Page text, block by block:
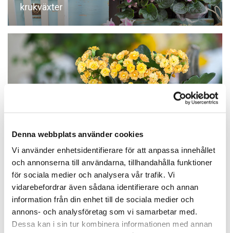
Denna webbplats använder cookies
Vi använder enhetsidentifierare för att anpassa innehållet
och annonserna till användarna, tillhandahålla funktioner
för sociala medier och analysera vår trafik. Vi
vidarebefordrar även sådana identifierare och annan
information från din enhet till de sociala medier och
annons- och analysföretag som vi samarbetar med.
Dessa kan i sin tur kombinera informationen med annan
krukväxter
VÅRELD, HÖSTGLÖD, JULGLÖD
ELLER KALANCHOE
- utlovar över 12 veckors blomning i hemmets
lugna vrå